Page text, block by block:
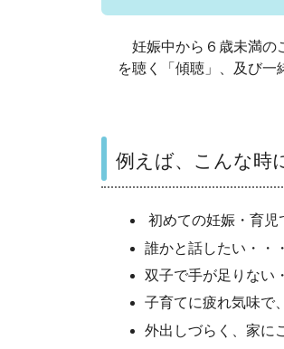
ご意見・ご質問
妊娠中から６歳未満の
を聴く「傾聴」、及び一
例えば、こんな時
初めての妊娠・育児
誰かと話したい・・・
双子で手が足りない
子育てに疲れ気味で
外出しづらく、家に